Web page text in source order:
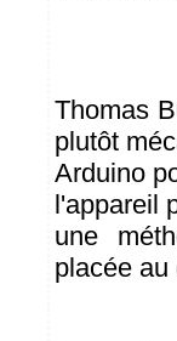
Thomas
plutôt
Arduino
l'appareil
une
placée au